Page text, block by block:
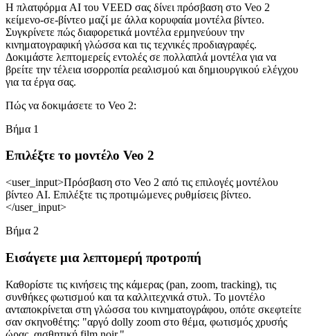
Η πλατφόρμα AI του VEED σας δίνει πρόσβαση στο Veo 2
κείμενο-σε-βίντεο μαζί με άλλα κορυφαία μοντέλα βίντεο.
Συγκρίνετε πώς διαφορετικά μοντέλα ερμηνεύουν την
κινηματογραφική γλώσσα και τις τεχνικές προδιαγραφές.
Δοκιμάστε λεπτομερείς εντολές σε πολλαπλά μοντέλα για να
βρείτε την τέλεια ισορροπία ρεαλισμού και δημιουργικού ελέγχου
για τα έργα σας.
Πώς να δοκιμάσετε το Veo 2:
Βήμα 1
Επιλέξτε το μοντέλο Veo 2
<user_input>Πρόσβαση στο Veo 2 από τις επιλογές μοντέλου
βίντεο AI. Επιλέξτε τις προτιμώμενες ρυθμίσεις βίντεο.
</user_input>
Βήμα 2
Εισάγετε μια λεπτομερή προτροπή
Καθορίστε τις κινήσεις της κάμερας (pan, zoom, tracking), τις
συνθήκες φωτισμού και τα καλλιτεχνικά στυλ. Το μοντέλο
ανταποκρίνεται στη γλώσσα του κινηματογράφου, οπότε σκεφτείτε
σαν σκηνοθέτης: "αργό dolly zoom στο θέμα, φωτισμός χρυσής